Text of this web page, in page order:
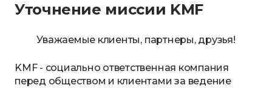
Уточнение миссии KMF
Уважаемые клиенты, партнеры, друзья!
KMF - социально ответственная компания
перед обществом и клиентами за ведение